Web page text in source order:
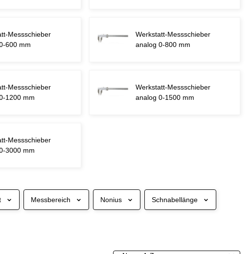
Messschieber
600 mm
Werkstatt-Messschieber
analog 0-800 mm
Messschieber
1200 mm
Werkstatt-Messschieber
analog 0-1500 mm
Messschieber
3000 mm
Messbereich Nonius Schnabellänge